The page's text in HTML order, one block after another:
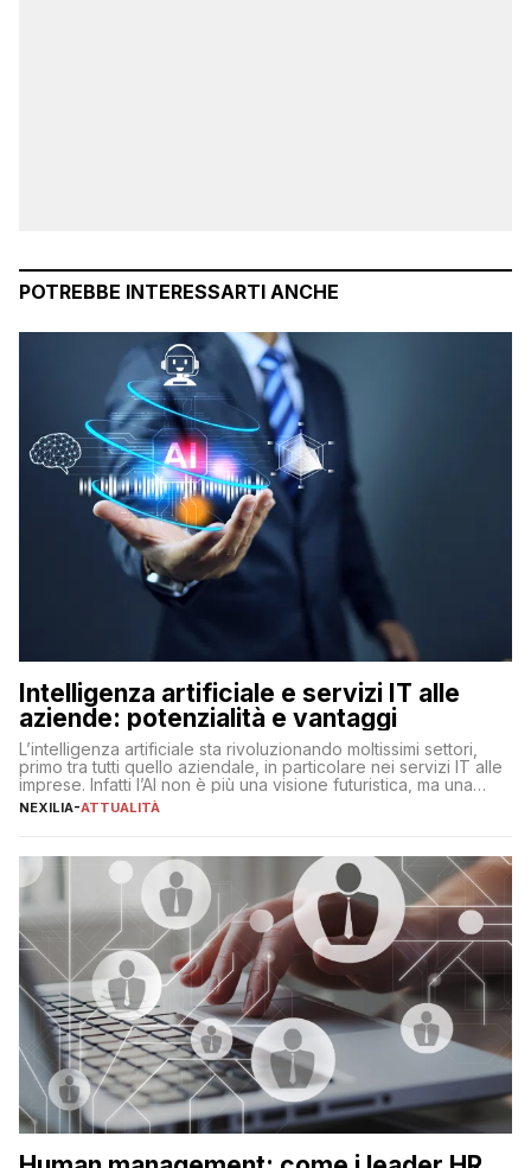
POTREBBE INTERESSARTI ANCHE
Intelligenza artificiale e servizi IT alle
aziende: potenzialità e vantaggi
L’intelligenza artificiale sta rivoluzionando moltissimi settori,
primo tra tutti quello aziendale, in particolare nei servizi IT alle
imprese. Infatti l’AI non è più una visione futuristica, ma una
realtà operativa che sta portando a un cambio significativo in
operazioni, bensì comporta […]
NEXILIA-ATTUALITÀ